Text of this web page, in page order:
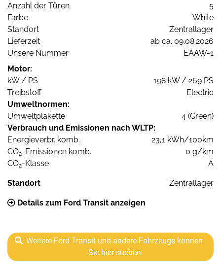
Anzahl der Türen
5
Farbe
White
Standort
Zentrallager
Lieferzeit
ab ca. 09.08.2026
Unsere Nummer
EAAW-1
Motor:
kW / PS
198 kW / 269 PS
Treibstoff
Electric
Umweltnormen:
Umweltplakette
4 (Green)
Verbrauch und Emissionen nach WLTP:
Energieverbr. komb.
23,1 kWh/100km
CO2-Emissionen komb.
0 g/km
CO2-Klasse A
Standort Zentrallager
Details zum Ford Transit anzeigen
Weitere Ford Transit und andere Fahrzeuge können
Sie hier suchen